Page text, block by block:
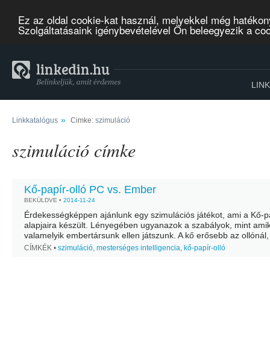
Ez az oldal cookie-kat használ, melyekkel még
Szolgáltatásaink igénybevételével Ön beleegyezik a
Linkkatalógus » Cimke: szimuláció
szimuláció címke
Kő-papír-olló PC vs. Ember
BEKÜLDVE • 2014-11-24
Érdekességképpen ajánlunk egy szimulációs játékot, ami a Kő-
alapjaira készült. Lényegében ugyanazok a szabályok, mint
valamelyik embertársunk ellen játszunk. A kő erősebb az
erősebb a kőnél, az olló pedig erősebb a...
CÍMKÉK • szimuláció, mesterséges intelligencia, kő-papír-olló